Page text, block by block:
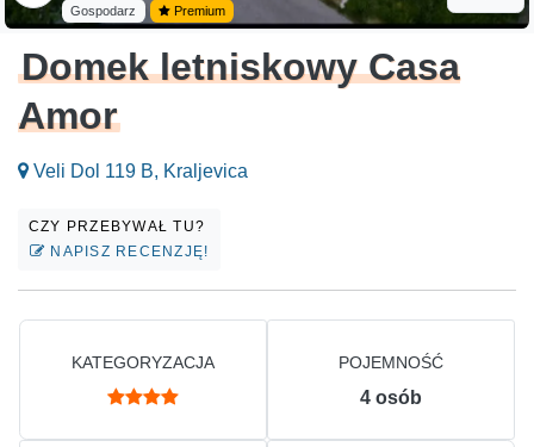
Gospodarz Premium
Domek letniskowy Casa
Amor
Veli Dol 119 B, Kraljevica
CZY PRZEBYWAŁ TU?
NAPISZ RECENZJĘ!
KATEGORYZACJA POJEMNOŚĆ
4 osób